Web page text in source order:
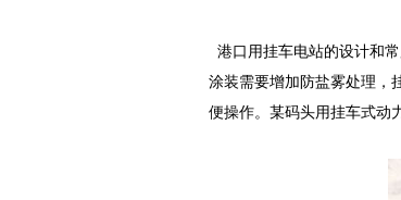
港口用挂车电站的设计和
涂装需要增加防盐雾处理，
便操作。某码头用挂车式动